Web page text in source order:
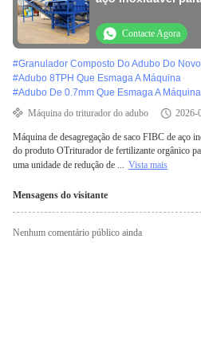
Contacte Agora
#Granulador Composto Do Adubo Do
#Adubo 8TPH Que Esmaga A Máquina
#Adubo De 0.7mm Que Esmaga A Máquina
Máquina do triturador do adubo
2026-
Máquina de desagregação de saco FIBC de aço
do produto OTriturador de fertilizante orgânico
uma unidade de redução de ... Vista mais
Mensagens do visitante
Nenhum comentário público ainda